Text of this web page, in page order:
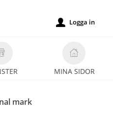
MINA SIDOR
u Logga in
mark